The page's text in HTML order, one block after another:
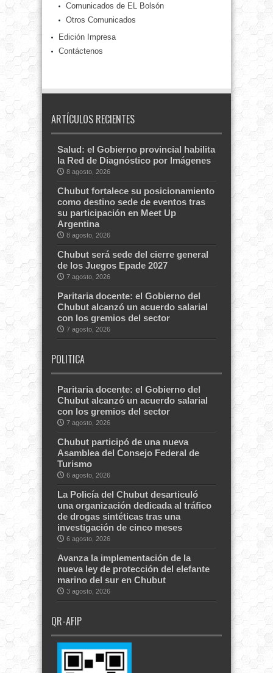
Comunicados de EL Bolsón
Otros Comunicados
Edición Impresa
Contáctenos
ARTÍCULOS RECIENTES
Salud: el Gobierno provincial habilita
la Red de Diagnóstico por Imágenes
8 agosto, 2026
Chubut fortalece su posicionamiento
como destino sede de eventos tras
su participación en Meet Up
Argentina
8 agosto, 2026
Chubut será sede del cierre general
de los Juegos Epade 2027
7 agosto, 2026
Paritaria docente: el Gobierno del
Chubut alcanzó un acuerdo salarial
con los gremios del sector
7 agosto, 2026
POLITICA
Paritaria docente: el Gobierno del
Chubut alcanzó un acuerdo salarial
con los gremios del sector
7 agosto, 2026
Chubut participó de una nueva
Asamblea del Consejo Federal de
Turismo
6 agosto, 2026
La Policía del Chubut desarticuló
una organización dedicada al tráfico
de drogas sintéticas tras una
investigación de cinco meses
6 agosto, 2026
Avanza la implementación de la
nueva ley de protección del elefante
marino del sur en Chubut
3 agosto, 2026
QR-AFIP